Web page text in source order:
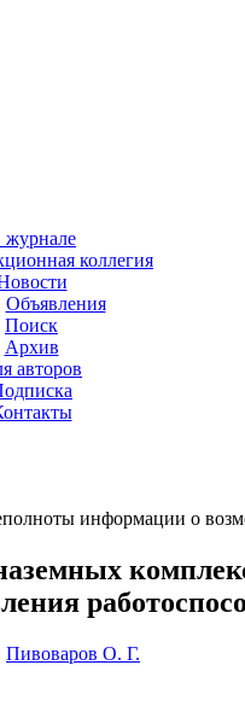
коллегия
Объявления
Поиск
Архив
авторов
информации о
Пивоваров О. Г.